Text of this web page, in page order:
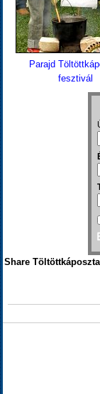
Parajd
fesztivál
Share